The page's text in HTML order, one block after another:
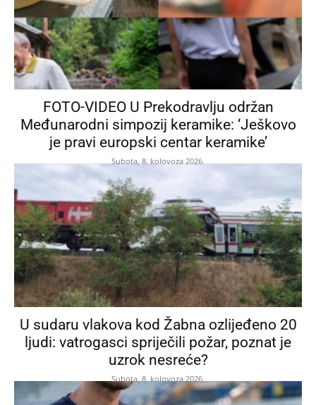
FOTO-VIDEO U Prekodravlju održan
Međunarodni simpozij keramike: ‘Ješkovo
je pravi europski centar keramike’
Subota, 8. kolovoza 2026.
U sudaru vlakova kod Žabna ozlijeđeno 20
ljudi: vatrogasci spriječili požar, poznat je
uzrok nesreće?
Subota, 8. kolovoza 2026.